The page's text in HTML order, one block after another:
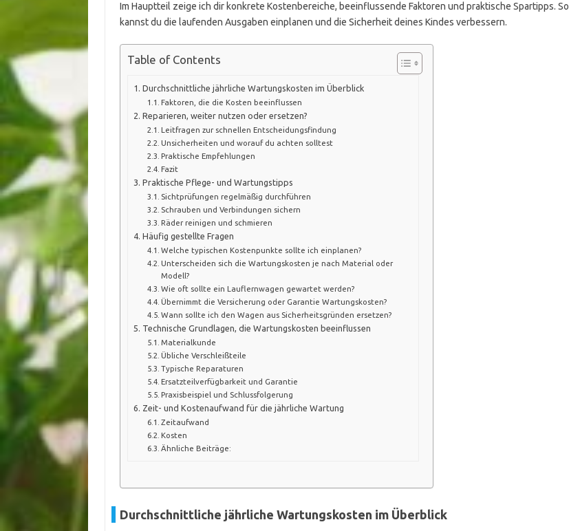
Im Hauptteil zeige ich dir konkrete Kostenbereiche, beeinflussen­de Faktoren und praktische Spartipps. So
kannst du die laufenden Ausgaben einplanen und die Sicherheit deines Kindes verbessern.
Table of Contents
Durchschnittliche jährliche Wartungskosten im Überblick
Faktoren, die die Kosten beeinflussen
Reparieren, weiter nutzen oder ersetzen?
Leitfragen zur schnellen Entscheidungsfindung
Unsicherheiten und worauf du achten solltest
Praktische Empfehlungen
Fazit
Praktische Pflege- und Wartungstipps
Sichtprüfungen regelmäßig durchführen
Schrauben und Verbindungen sichern
Räder reinigen und schmieren
Häufig gestellte Fragen
Welche typischen Kostenpunkte sollte ich einplanen?
Unterscheiden sich die Wartungskosten je nach Material oder
Modell?
Wie oft sollte ein Lauflernwagen gewartet werden?
Übernimmt die Versicherung oder Garantie Wartungskosten?
Wann sollte ich den Wagen aus Sicherheitsgründen ersetzen?
Technische Grundlagen, die Wartungskosten beeinflussen
Materialkunde
Übliche Verschleißteile
Typische Reparaturen
Ersatzteilverfügbarkeit und Garantie
Praxisbeispiel und Schlussfolgerung
Zeit- und Kostenaufwand für die jährliche Wartung
Zeitaufwand
Kosten
Ähnliche Beiträge:
Durchschnittliche jährliche Wartungskosten im Überblick